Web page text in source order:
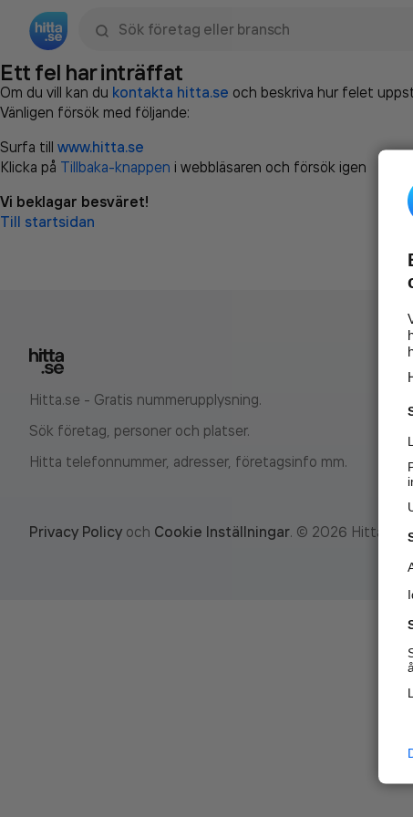
Ett fel har inträffat
Om du vill kan du kontakta hitta.se och beskriva hur felet
Vänligen försök med följande:
Surfa till www.hitta.se
Klicka på Tillbaka-knappen i webbläsaren och försök igen
Vi beklagar besväret!
Till startsidan
Hitta.se - Gratis nummerupplysning.
Sök företag, personer och platser.
Hitta telefonnummer, adresser, företagsinfo mm.
Privacy Policy och Cookie Inställningar. © 2026 Hitta.se